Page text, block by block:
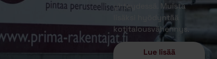
yhteydessä. Muista
lisäksi hyödyntää
kotitalousvähennys.
Lue lisää